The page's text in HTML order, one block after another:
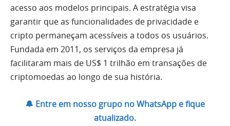
acesso aos modelos principais. A estratégia visa
garantir que as funcionalidades de privacidade e
cripto permaneçam acessíveis a todos os usuários.
Fundada em 2011, os serviços da empresa já
facilitaram mais de US$ 1 trilhão em transações de
criptomoedas ao longo de sua história.
🔔 Entre em nosso grupo no WhatsApp e fique
atualizado.